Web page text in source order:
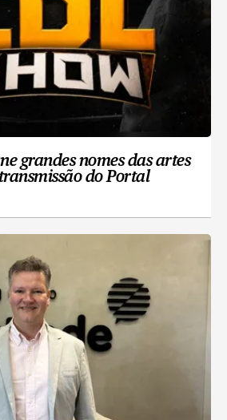
grandes nomes das artes
do Portal